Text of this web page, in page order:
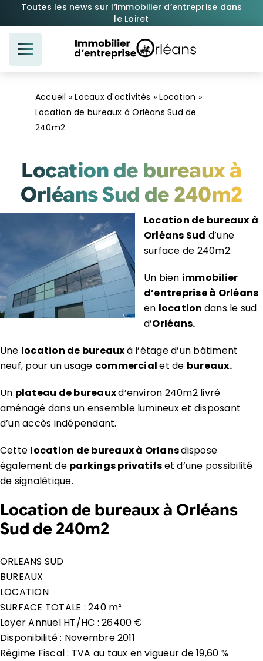
Passer
contenu
Toutes les news sur l’immobilier d’entreprise dans
le Loiret
Accueil »Locaux d'activités »Location »
Location de bureaux à Orléans Sud de
240m2
Location de bureaux à
Orléans Sud de 240m2
Location de bureaux à
Orléans Sud d’une
surface de 240m2.
Un bien immobilier
d’entreprise à Orléans
en location dans le sud
d’Orléans.
Une location de bureauxà l’étage d’un bâtiment
neuf, pour un usage commercialet de bureaux.
Un plateau de bureauxd’environ 240m2 livré
aménagé dans un ensemble lumineux et disposant
d’un accès indépendant.
Cette location de bureaux à Orlansdispose
également de parkings privatifset d’une possibilité
de signalétique.
Location de bureaux à Orléans
Sud de 240m2
ORLEANS SUD
BUREAUX
LOCATION
SURFACE TOTALE : 240 m²
Loyer Annuel HT/HC : 26400 €
Disponibilité : Novembre 2011
Régime Fiscal : TVA au taux en vigueur de 19,60 %